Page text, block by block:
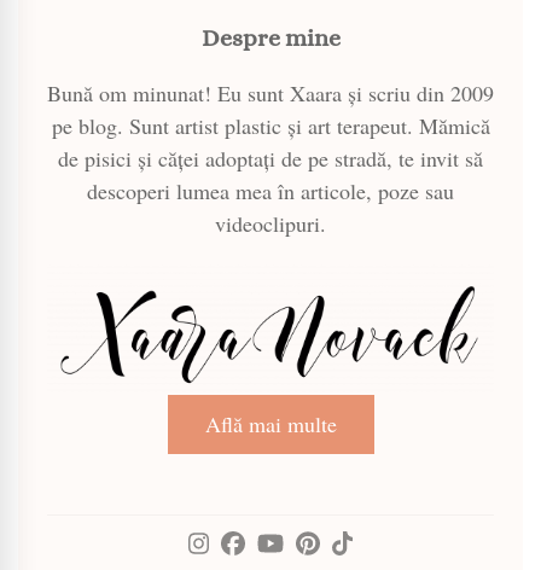
Despre mine
Bună om minunat! Eu sunt Xaara și scriu din 2009
pe blog. Sunt artist plastic și art terapeut. Mămică
de pisici și căței adoptați de pe stradă, te invit să
descoperi lumea mea în articole, poze sau
videoclipuri.
Află mai multe